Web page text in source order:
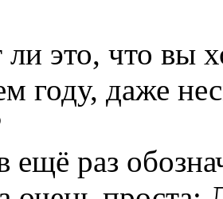
это, что вы
году, даже
раз